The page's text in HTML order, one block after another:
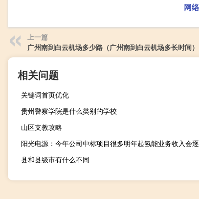
网
上一篇
广州南到白云机场多少路（广州南到白云机场多长时间）
相关问题
关键词首页优化
贵州警察学院是什么类别的学校
山区支教攻略
阳光电源：今年公司中标项目很多明年起氢能业务收入会
县和县级市有什么不同